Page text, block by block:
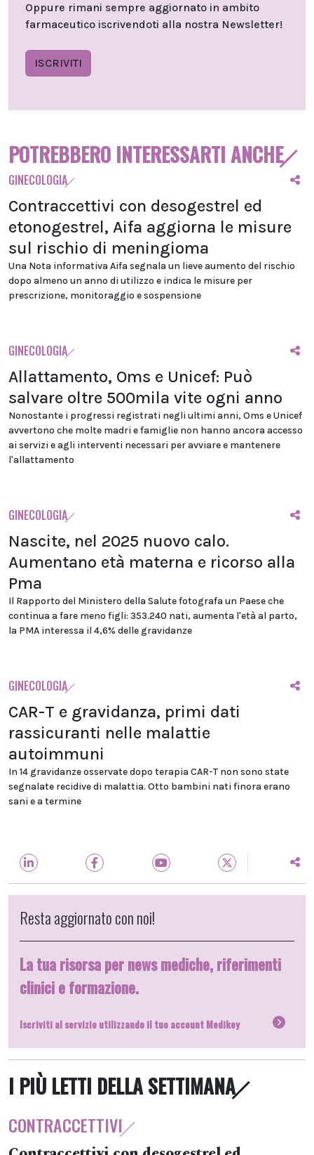
Oppure rimani sempre aggiornato in ambito
farmaceutico iscrivendoti alla nostra Newsletter!
ISCRIVITI
POTREBBERO INTERESSARTI ANCHE
GINECOLOGIA
Contraccettivi con desogestrel ed
etonogestrel, Aifa aggiorna le misure
sul rischio di meningioma
Una Nota informativa Aifa segnala un lieve aumento del rischio
dopo almeno un anno di utilizzo e indica le misure per
prescrizione, monitoraggio e sospensione
GINECOLOGIA
Allattamento, Oms e Unicef: Può
salvare oltre 500mila vite ogni anno
Nonostante i progressi registrati negli ultimi anni, Oms e Unicef
avvertono che molte madri e famiglie non hanno ancora accesso
ai servizi e agli interventi necessari per avviare e mantenere
l'allattamento
GINECOLOGIA
Nascite, nel 2025 nuovo calo.
Aumentano età materna e ricorso alla
Pma
Il Rapporto del Ministero della Salute fotografa un Paese che
continua a fare meno figli: 353.240 nati, aumenta l'età al parto,
la PMA interessa il 4,6% delle gravidanze
GINECOLOGIA
CAR-T e gravidanza, primi dati
rassicuranti nelle malattie
autoimmuni
In 14 gravidanze osservate dopo terapia CAR-T non sono state
segnalate recidive di malattia. Otto bambini nati finora erano
sani e a termine
Resta aggiornato con noi!
La tua risorsa per news mediche, riferimenti
clinici e formazione.
Iscriviti al servizio utilizzando il tuo account Medikey
I PIÙ LETTI DELLA SETTIMANA
CONTRACCETTIVI